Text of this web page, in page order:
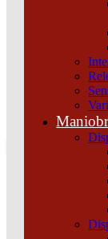
Atención por
Tu pedido
¿Que estas